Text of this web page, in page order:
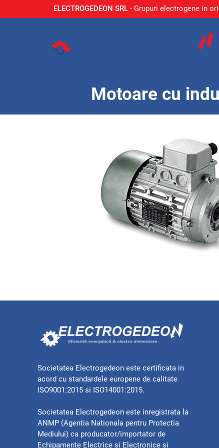
ELECTROGEDEON SRL - Grupuri electrogene in
Motoare cu
Societatea Electrogedeon este certificata in
acord cu standardele europene de calitate
ISO9001:2015 si ISO14001:2015.
Societatea Electrogedeon este inregistrata la
ANMP (Agentia Nationala pentru Protectia
Mediului) ca producator/importator de
Echipamente Electrice si Electronice si